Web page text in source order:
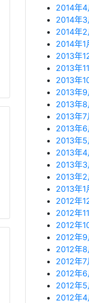
2014年4
2014年3
2014年2
2014年1
2013年
2013年
2013年
2013年9
2013年8
2013年7
2013年6
2013年5
2013年4
2013年3
2013年2
2013年1
2012年
2012年
2012年
2012年9
2012年8
2012年7
2012年6
2012年5
2012年4